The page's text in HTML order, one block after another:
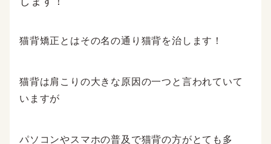
猫背矯正とはその名の通り猫背を治します！
猫背は肩こりの大きな原因の一つと言われていて
いますが
パソコンやスマホの普及で猫背の方がとても多